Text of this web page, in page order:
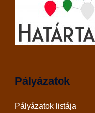
Pályázatok
Pályázatok listája